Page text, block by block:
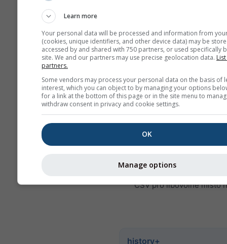
měsíční.
Nabízíme také prodej
informací nás
(
meteorologická data od
pro Hradec Králové lze
pomocíhistory+.
proměnné, jako je
CSV pro libovolné místo
history+
Learn more
Your personal data will be processed and information from
(cookies, unique identifiers, and other device data) may be
accessed by and shared with 750 partners, or used specifically
site. We and our partners may use precise geolocation data.
partners.
Some vendors may process your personal data on the basis of
interest, which you can object to by managing your options
for a link at the bottom of this page or in the site menu to
withdraw consent in privacy and cookie settings.
OK
Manage options